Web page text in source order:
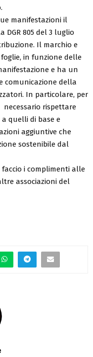
manifestazioni il
DGR 805 del 3 luglio
Il marchio e
in funzione delle
e ha un
comunicazione della
In particolare, per
rispettare
quelli di base e
aggiuntive che
sostenibile dal
faccio i complimenti alle
associazioni del